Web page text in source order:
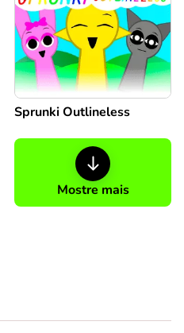
Sprunki Outlineless
Mostre mais